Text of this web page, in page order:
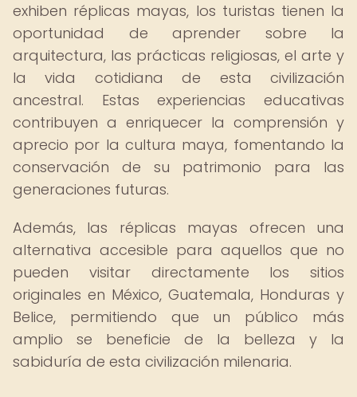
exhiben réplicas mayas, los turistas tienen la
oportunidad de aprender sobre la
arquitectura, las prácticas religiosas, el arte y
la vida cotidiana de esta civilización
ancestral. Estas experiencias educativas
contribuyen a enriquecer la comprensión y
aprecio por la cultura maya, fomentando la
conservación de su patrimonio para las
generaciones futuras.
Además, las réplicas mayas ofrecen una
alternativa accesible para aquellos que no
pueden visitar directamente los sitios
originales en México, Guatemala, Honduras y
Belice, permitiendo que un público más
amplio se beneficie de la belleza y la
sabiduría de esta civilización milenaria.